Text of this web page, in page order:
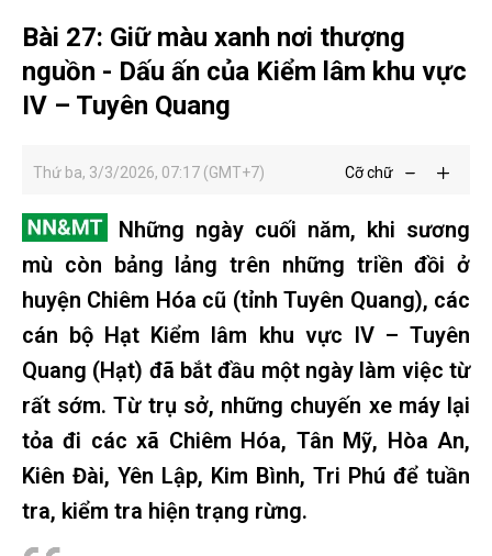
Bài 27: Giữ màu xanh nơi thượng
nguồn - Dấu ấn của Kiểm lâm khu vực
IV – Tuyên Quang
Thứ ba, 3/3/2026, 07:17 (GMT+7) Cỡ chữ
Những ngày cuối năm, khi sương
mù còn bảng lảng trên những triền đồi ở
huyện Chiêm Hóa cũ (tỉnh Tuyên Quang), các
cán bộ Hạt Kiểm lâm khu vực IV – Tuyên
Quang (Hạt) đã bắt đầu một ngày làm việc từ
rất sớm. Từ trụ sở, những chuyến xe máy lại
tỏa đi các xã Chiêm Hóa, Tân Mỹ, Hòa An,
Kiên Đài, Yên Lập, Kim Bình, Tri Phú để tuần
tra, kiểm tra hiện trạng rừng.